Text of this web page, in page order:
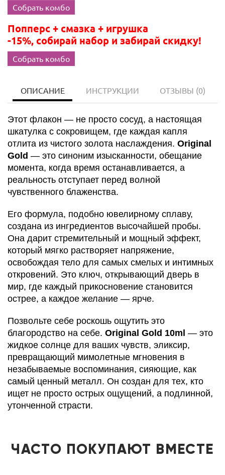
Собрать комбо
Попперс + смазка + игрушка
-15%, собирай набор и забирай скидку!
Собрать комбо
ОПИСАНИЕ ИНСТРУКЦИИ ОТЗЫВЫ (0)
Этот флакон — не просто сосуд, а настоящая
шкатулка с сокровищем, где каждая капля
отлита из чистого золота наслаждения. Original
Gold — это синоним изысканности, обещание
момента, когда время останавливается, а
реальность отступает перед волной
чувственного блаженства.
Его формула, подобно ювелирному сплаву,
создана из ингредиентов высочайшей пробы.
Она дарит стремительный и мощный эффект,
который мягко растворяет напряжение,
освобождая тело для самых смелых и интимных
откровений. Это ключ, открывающий дверь в
мир, где каждый прикосновение становится
острее, а каждое желание — ярче.
Позвольте себе роскошь ощутить это
благородство на себе. Original Gold 10ml — это
жидкое солнце для ваших чувств, эликсир,
превращающий мимолетные мгновения в
незабываемые воспоминания, сияющие, как
самый ценный металл. Он создан для тех, кто
ищет не просто острых ощущений, а подлинной,
утонченной страсти.
ЧАСТО ПОКУПАЮТ ВМЕСТЕ